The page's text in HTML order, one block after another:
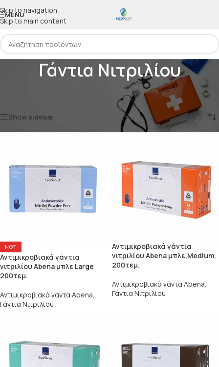
Skip to navigation
Skip to main content
MENU
Γάντια Νιτριλίου
ΕΞΕΤΑΣΤΙΚΑ ΓΑΝΤΙΑ/Γάντια Νιτριλίου
Show sidebar
HOT
Αντιμικροβιακά γάντια
νιτριλίου Abena μπλε Large
200τεμ.
Αντιμικροβιακά γάντα Abena,
Γάντια Νιτριλίου
Αντιμικροβιακά γάντια
νιτριλίου Abena μπλε,Medium,
200τεμ.
Αντιμικροβιακά γάντα Abena,
Γάντια Νιτριλίου